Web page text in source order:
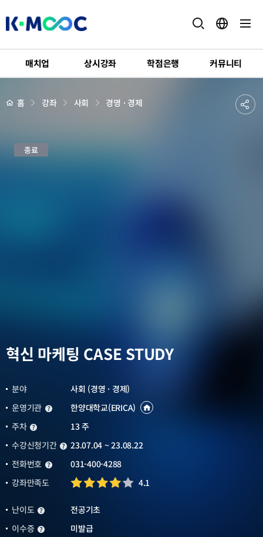
K-
매치업 상시강좌 학점은행 커뮤니티
강
세하
위 홈 강좌 사회 경영 · 경제
공
혁
신 종료
혁신 마케팅 CASE STUDY
분야
사회 (경영 · 경제)
운영기관 운영기관한양대학교(ERICA)
운영기관
바로가기
주차 주차
13 주
수강신청기간 수강신청기간
23.07.04 ~ 23.08.22
전화번호 전화번호031-400-4288
강좌만족도
4.1
난이도 난이도
전공기초
이수증 이수증
미발급